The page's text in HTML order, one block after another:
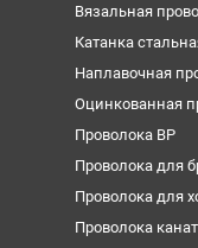
Вязальная
Катанка
Наплавочная
Оцинкованная
Проволока ВР
Проволока для
Проволока для
Проволока